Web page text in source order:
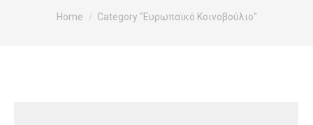
You are here:
Home Category "Ευρωπαϊκό Κοινοβούλιο"